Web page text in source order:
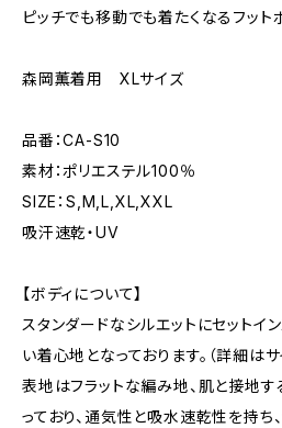
ピッチでも移動でも着たくなるフット
森岡薫着用 XLサイズ
品番：CA-S10
素材：ポリエステル100％
SIZE：S,M,L,XL,XXL
吸汗速乾・UV
【ボディについて】
スタンダードなシルエットにセットイ
い着心地となっております。（詳細は
表地はフラットな編み地、肌と接地
っており、通気性と吸水速乾性を持ち